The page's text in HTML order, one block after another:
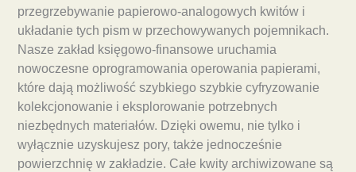
przegrzebywanie papierowo-analogowych kwitów i
układanie tych pism w przechowywanych pojemnikach.
Nasze zakład księgowo-finansowe uruchamia
nowoczesne oprogramowania operowania papierami,
które dają możliwość szybkiego szybkie cyfryzowanie
kolekcjonowanie i eksplorowanie potrzebnych
niezbędnych materiałów. Dzięki owemu, nie tylko i
wyłącznie uzyskujesz pory, także jednocześnie
powierzchnię w zakładzie. Całe kwity archiwizowane są